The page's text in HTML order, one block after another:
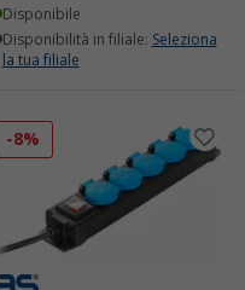
Disponibile
Disponibilità in filiale: Seleziona
la tua filiale
-8%